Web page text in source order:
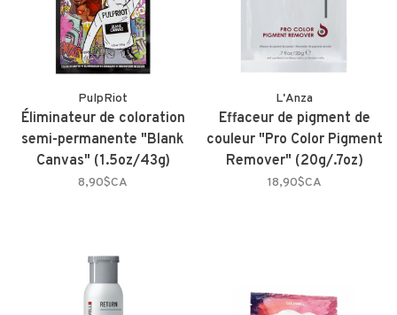
PulpRiot
Éliminateur de coloration
semi-permanente "Blank
Canvas" (1.5oz/43g)
8,90$CA
L'Anza
Effaceur de pigment de
couleur "Pro Color Pigment
Remover" (20g/.7oz)
18,90$CA